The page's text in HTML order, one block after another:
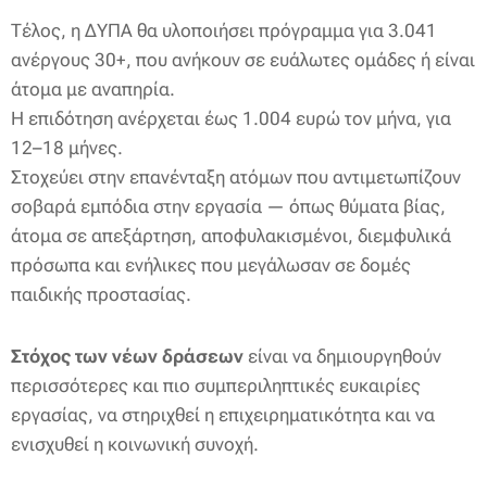
Τέλος, η ΔΥΠΑ θα υλοποιήσει πρόγραμμα για 3.041
ανέργους 30+, που ανήκουν σε ευάλωτες ομάδες ή είναι
άτομα με αναπηρία.
Η επιδότηση ανέρχεται έως 1.004 ευρώ τον μήνα, για
12–18 μήνες.
Στοχεύει στην επανένταξη ατόμων που αντιμετωπίζουν
σοβαρά εμπόδια στην εργασία — όπως θύματα βίας,
άτομα σε απεξάρτηση, αποφυλακισμένοι, διεμφυλικά
πρόσωπα και ενήλικες που μεγάλωσαν σε δομές
παιδικής προστασίας.
Στόχος των νέων δράσεων είναι να δημιουργηθούν
περισσότερες και πιο συμπεριληπτικές ευκαιρίες
εργασίας, να στηριχθεί η επιχειρηματικότητα και να
ενισχυθεί η κοινωνική συνοχή.